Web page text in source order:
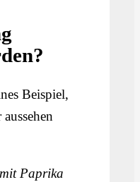
Beispiel,
Paprika